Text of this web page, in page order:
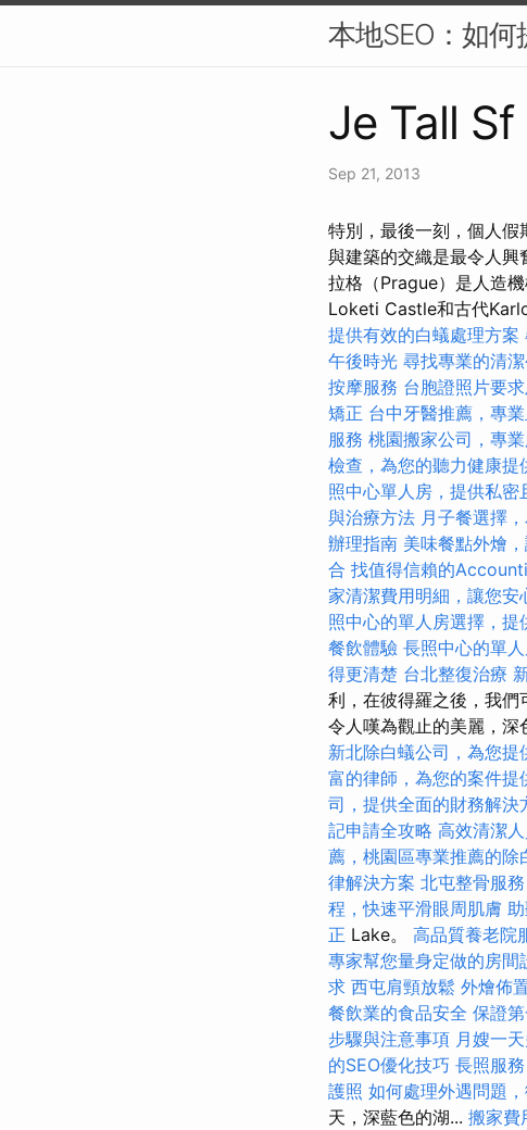
本地SEO：如
Je Tall
Sep 21, 2013
特別，最後一刻，個人
與建築的交織是最令人
拉格（Prague）是人造
Loketi Castle和古代
提供有效的白蟻處理方案
午後時光 尋找專業的清
按摩服務 台胞證照片要
矯正 台中牙醫推薦，專
服務 桃園搬家公司，專
檢查，為您的聽力健康提
照中心單人房，提供私密
與治療方法 月子餐選擇
辦理指南 美味餐點外燴
合 找值得信賴的
家清潔費用明細，讓您安
照中心的單人房選擇，提
餐飲體驗 長照中心的單
得更清楚 台北整復治療
利，在彼得羅之後，我們
令人嘆為觀止的美麗，深
新北除白蟻公司，為您
富的律師，為您的案件提
司，提供全面的財務解決
記申請全攻略 高效清潔
薦，桃園區專業推薦的除
律解決方案 北屯整骨服務
程，快速平滑眼周肌膚
正 Lake。 高品質養老院
專家幫您量身定做的房間
求 西屯肩頸放鬆 外燴佈
餐飲業的食品安全 保證
步驟與注意事項 月嫂一
的SEO優化技巧 長照服
護照 如何處理外遇問題
天，深藍色的湖... 搬家費